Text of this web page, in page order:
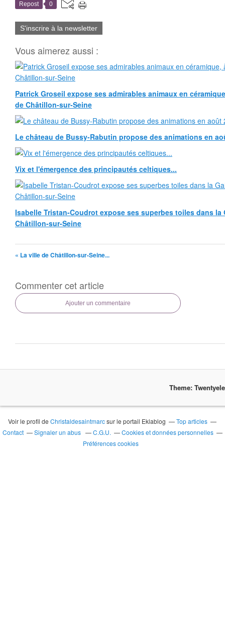
Repost 0
S'inscrire à la newsletter
Vous aimerez aussi :
Patrick Groseil expose ses admirables animaux en
de Châtillon-sur-Seine
Le château de Bussy-Rabutin propose des animations en
Vix et l'émergence des principautés celtiques...
Isabelle Tristan-Coudrot expose ses superbes toiles dans la
Châtillon-sur-Seine
« La ville de Châtillon-sur-Seine...
Commenter cet article
Ajouter un commentaire
Theme:
Voir le profil deChristaldesaintmarcsur le portail Eklablog
Top articles
Contact
Signaler un abus C.G.U.
Cookies et données personnelles
Préférences cookies